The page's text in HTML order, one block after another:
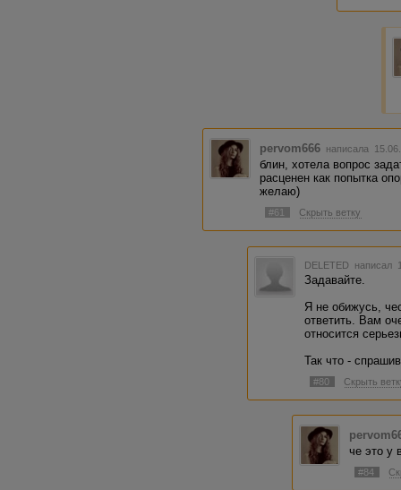
pervom666 написала
блин, хотела вопрос
расценен как попытка
желаю)
#61 Скрыть ветку
DELETED написал
Задавайте.
Я не обижусь,
ответить. Вам
относится
Так что -
#80 Скрыть
че это у
#84